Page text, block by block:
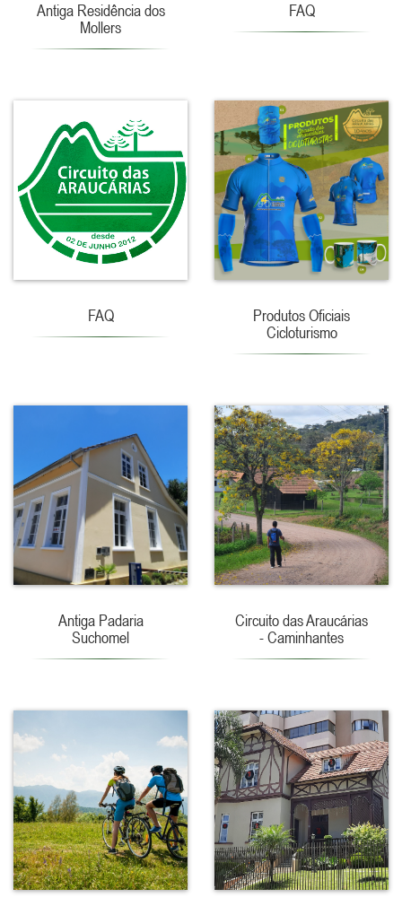
Antiga Residência dos
Mollers
FAQ
FAQ
Produtos Oficiais
Cicloturismo
Antiga Padaria
Suchomel
Circuito das Araucárias
- Caminhantes